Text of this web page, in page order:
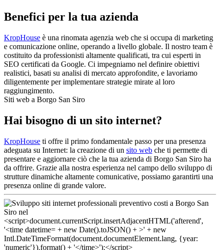
Benefici per la tua azienda
KropHouse è una rinomata agenzia web che si occupa di marketing
e comunicazione online, operando a livello globale. Il nostro team è
costituito da professionisti altamente qualificati, tra cui esperti in
SEO certificati da Google. Ci impegniamo nel definire obiettivi
realistici, basati su analisi di mercato approfondite, e lavoriamo
diligentemente per implementare strategie mirate al loro
raggiungimento.
Siti web a Borgo San Siro
Hai bisogno di un sito internet?
KropHouse ti offre il primo fondamentale passo per una presenza
adeguata su Internet: la creazione di un sito web che ti permette di
presentare e aggiornare ciò che la tua azienda di Borgo San Siro ha
da offrire. Grazie alla nostra esperienza nel campo dello sviluppo di
strutture dinamiche altamente comunicative, possiamo garantirti una
presenza online di grande valore.